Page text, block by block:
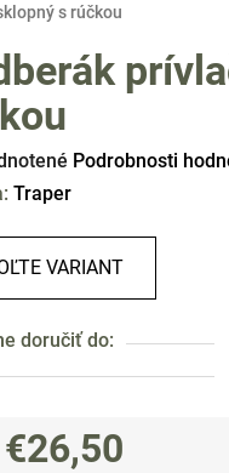
s rúčkou
Podrobnosti
Traper
VARIANT
doručiť do:
€26,50